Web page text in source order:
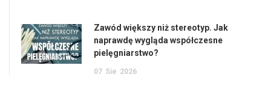
Zawód większy niż stereotyp. Jak
naprawdę wygląda współczesne
pielęgniarstwo?
07 Sie 2026